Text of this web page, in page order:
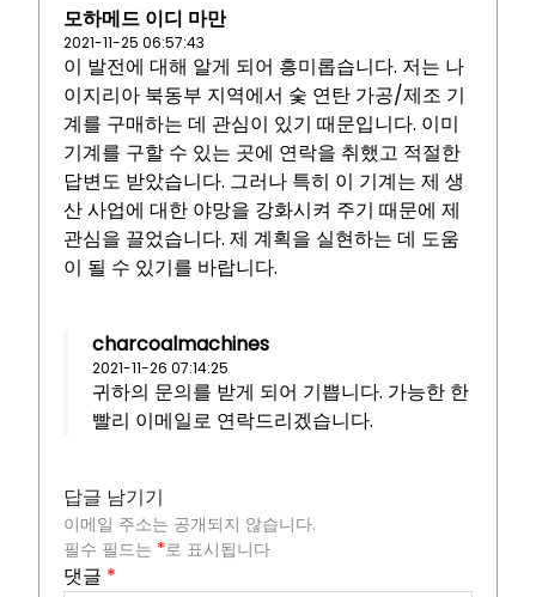
모하메드 이디 마만
2021-11-25 06:57:43
이 발전에 대해 알게 되어 흥미롭습니다. 저는 나
이지리아 북동부 지역에서 숯 연탄 가공/제조 기
계를 구매하는 데 관심이 있기 때문입니다. 이미
기계를 구할 수 있는 곳에 연락을 취했고 적절한
답변도 받았습니다. 그러나 특히 이 기계는 제 생
산 사업에 대한 야망을 강화시켜 주기 때문에 제
관심을 끌었습니다. 제 계획을 실현하는 데 도움
이 될 수 있기를 바랍니다.
charcoalmachines
2021-11-26 07:14:25
귀하의 문의를 받게 되어 기쁩니다. 가능한 한
빨리 이메일로 연락드리겠습니다.
답글 남기기
이메일 주소는 공개되지 않습니다.
필수 필드는 *로 표시됩니다
댓글 *